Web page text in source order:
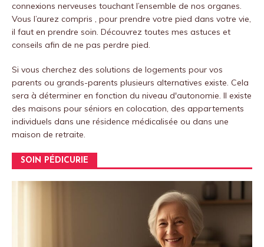
connexions nerveuses touchant l’ensemble de nos organes.
Vous l’aurez compris , pour prendre votre pied dans votre vie,
il faut en prendre soin. Découvrez toutes mes astuces et
conseils afin de ne pas perdre pied.
Si vous cherchez des solutions de logements pour vos
parents ou grands-parents plusieurs alternatives existe. Cela
sera à déterminer en fonction du niveau d'autonomie. Il existe
des maisons pour séniors en colocation, des appartements
individuels dans une résidence médicalisée ou dans une
maison de retraite.
SOIN PÉDICURIE